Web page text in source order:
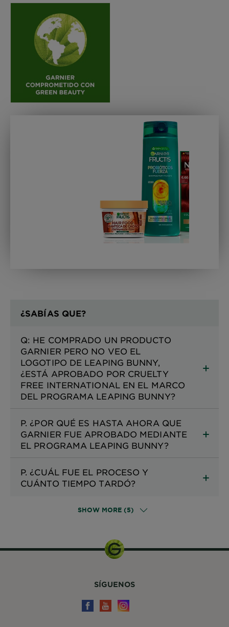
¿SABÍAS QUE?
Q: HE COMPRADO UN PRODUCTO
GARNIER PERO NO VEO EL
LOGOTIPO DE LEAPING BUNNY,
¿ESTÁ APROBADO POR CRUELTY
FREE INTERNATIONAL EN EL MARCO
DEL PROGRAMA LEAPING BUNNY?
P. ¿POR QUÉ ES HASTA AHORA QUE
GARNIER FUE APROBADO MEDIANTE
EL PROGRAMA LEAPING BUNNY?
P. ¿CUÁL FUE EL PROCESO Y
CUÁNTO TIEMPO TARDÓ?
SHOW MORE (5)
SÍGUENOS